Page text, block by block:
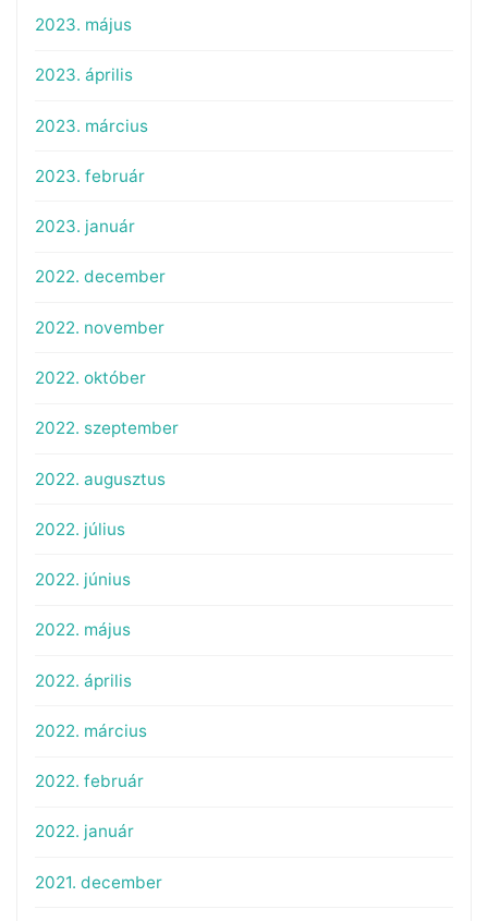
2023. május
2023. április
2023. március
2023. február
2023. január
2022. december
2022. november
2022. október
2022. szeptember
2022. augusztus
2022. július
2022. június
2022. május
2022. április
2022. március
2022. február
2022. január
2021. december